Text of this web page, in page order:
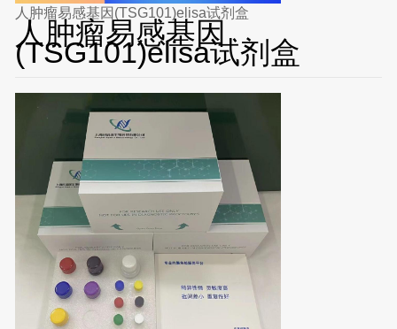
人肿瘤易感基因(TSG101)elisa试剂盒
人肿瘤易感基因
(TSG101)elisa试剂盒